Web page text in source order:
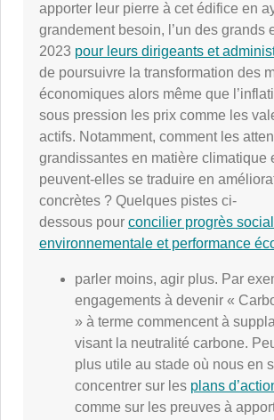
apporter leur pierre à cet édifice en
grandement besoin, l’un des grands
2023 pour leurs dirigeants et
de poursuivre la transformation des
économiques alors même que
sous pression les prix comme les
actifs. Notamment, comment les
grandissantes en matière climatique
peuvent-elles se traduire en
concrètes ? Quelques pistes ci-
dessous pour concilier progrès
environnementale et performance
parler moins, agir plus. Par
engagements à devenir «
» à terme commencent à
visant la neutralité carbone.
plus utile au stade où nous en
concentrer sur les plans
comme sur les preuves à